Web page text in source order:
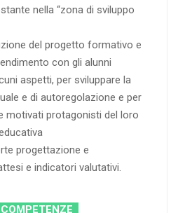
nella “zona di sviluppo
del progetto formativo e
con gli alunni
aspetti, per sviluppare la
e di autoregolazione e per
motivati protagonisti del loro
progettazione e
e indicatori valutativi.